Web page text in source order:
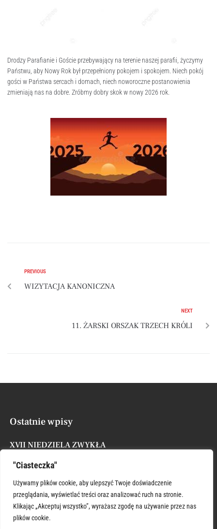
"Ciasteczka"
Używamy plików cookie, aby ulepszyć Twoje doświadczenie
przeglądania, wyświetlać treści oraz analizować ruch na stronie.
Klikając „Akceptuj wszystko”, wyrażasz zgodę na używanie przez nas
plików cookie.
Drodzy Parafianie i Goście przebywający na terenie naszej parafii, życzymy
Państwu, aby Nowy Rok był przepełniony pokojem i spokojem. Niech pokój
gości w Państwa sercach i domach, niech noworoczne postanowienia
zmieniają nas na dobre. Zróbmy dobry skok w nowy 2026 rok.
PREVIOUS
WIZYTACJA KANONICZNA
NEXT
11. ŻARSKI ORSZAK TRZECH KRÓLI
Ostatnie wpisy
XVII NIEDZIELA ZWYKŁA
ŚWIĘTY KRZYSZTOFIE WSPIERAJ
Posted byAdministrator 26 lipca, 2026
XVI NIEDZIELA ZWYKŁA